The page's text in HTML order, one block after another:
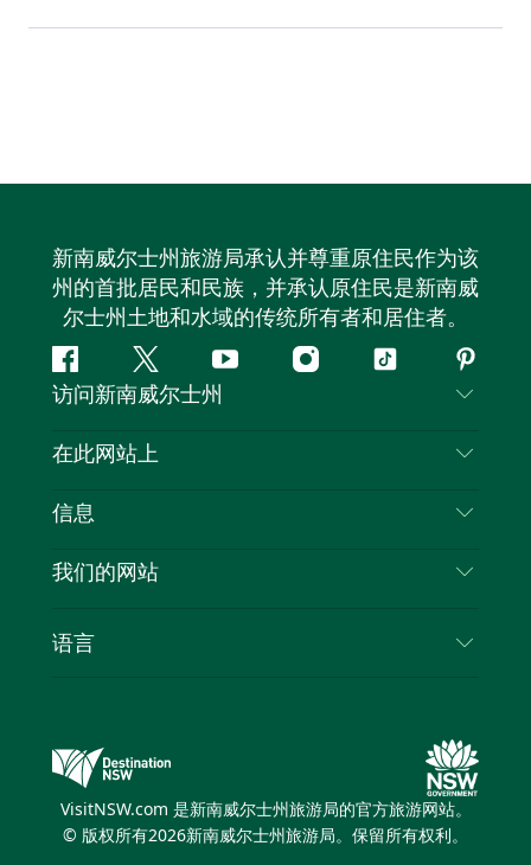
新南威尔士州旅游局承认并尊重原住民作为该
州的首批居民和民族，并承认原住民是新南威
尔士州土地和水域的传统所有者和居住者。
Facebook叽
叽
喳
YouTubeInstagram
抖
访问新南威尔士州
联系我们
隐私
Cookie 通知
在此网站上
目的地
新南威尔士州公路旅行
活动
信息
旅行信息
新南威尔士州的商业
我们的网站
新南威尔士州旅游局媒体中心
缤纷悉尼灯光音乐节
语言
VisitNSW.com 是新南威尔士州旅游局的官方旅游网站。
© 版权所有2026新南威尔士州旅游局。保留所有权利。